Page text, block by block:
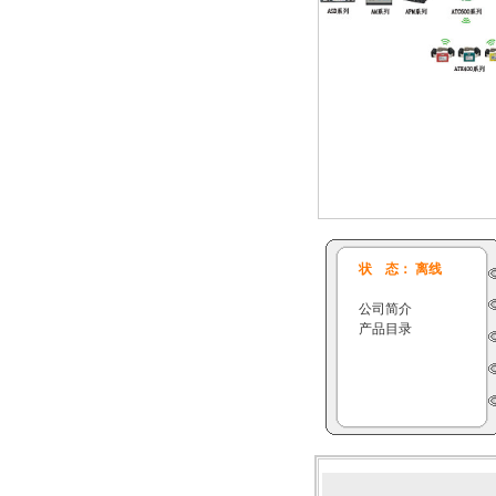
状 态： 离线
公司简介
产品目录